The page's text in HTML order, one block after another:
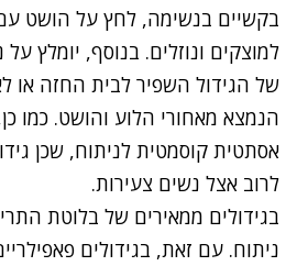
בקשיים בנשימה, לחץ על הושט
למוצקים ונוזלים. בנוסף, יומלץ
של הגידול השפיר לבית החזה או
הנמצא מאחורי הלוע והושט. כמו
אסתטית קוסמטית לניתוח, שכן
לרוב אצל נשים צעירות.
בגידולים ממאירים של בלוטת
ניתוח. עם זאת, בגידולים